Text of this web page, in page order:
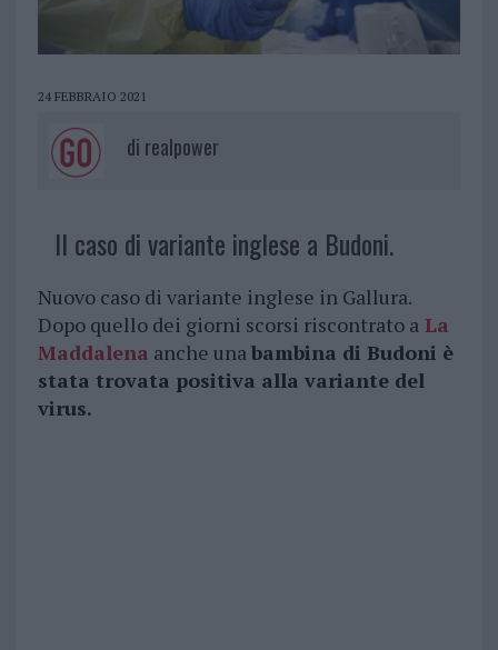
24 FEBBRAIO 2021
di realpower
Il caso di variante inglese a Budoni.
Nuovo caso di variante inglese in Gallura.
Dopo quello dei giorni scorsi riscontrato aLa
Maddalena anche unabambina di Budoni è
stata trovata positiva alla variante del
virus.